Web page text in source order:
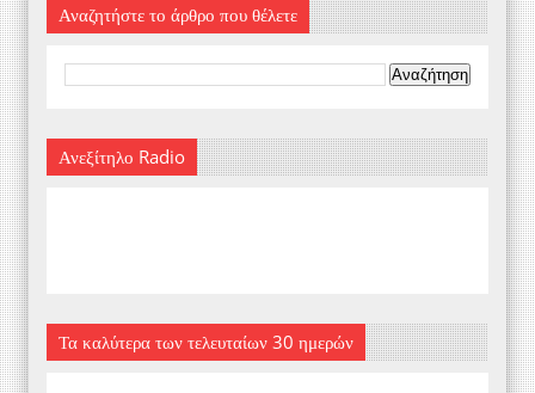
Αναζητήστε το άρθρο που θέλετε
Ανεξίτηλο Radio
Τα καλύτερα των τελευταίων 30 ημερών